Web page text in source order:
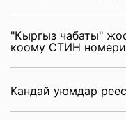
"Кыргыз чабаты"
коому СТИН номери
Кандай уюмдар